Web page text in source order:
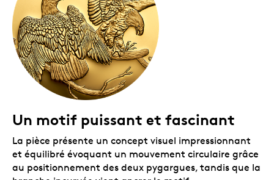
protectrice noire.
Un motif puissant et fascinant
La pièce présente un concept visuel impressionnant
et équilibré évoquant un mouvement circulaire grâce
au positionnement des deux pygargues, tandis que la